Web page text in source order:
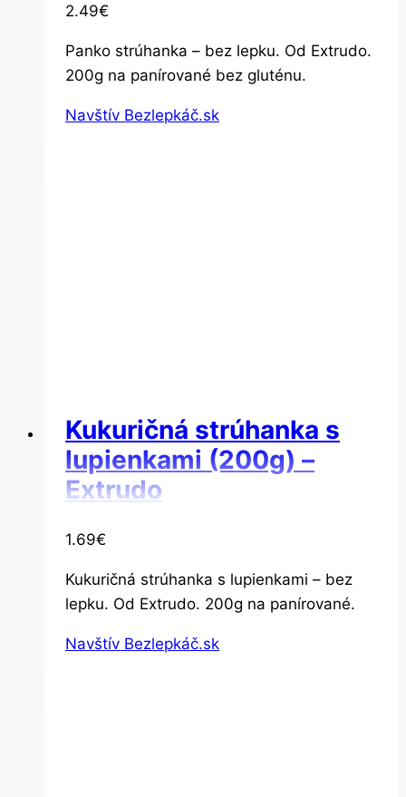
2.49€
Panko strúhanka – bez lepku. Od Extrudo.
200g na panírované bez gluténu.
Navštív Bezlepkáč.sk
Kukuričná strúhanka s
lupienkami (200g) –
Extrudo
1.69€
Kukuričná strúhanka s lupienkami – bez
lepku. Od Extrudo. 200g na panírované.
Navštív Bezlepkáč.sk